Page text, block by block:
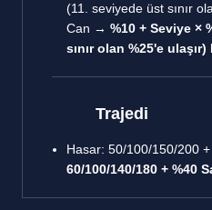
(11. seviyede üst sınır
Can → %10 + Seviye ×
sınır olan %25'e
Trajedi
Hasar: 50/100/150/200
60/100/140/180 + %40